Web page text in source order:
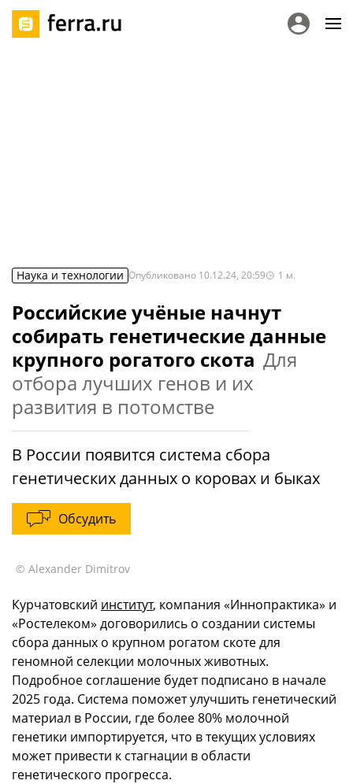
Наука и технологии Опубликовано 10.12.24, 20:59 1 м.
Российские учёные начнут
собирать генетические данные
крупного рогатого скота Для
отбора лучших генов и их
развития в потомстве
В России появится система сбора
генетических данных о коровах и быках
Обсудить
© Alexander Dimitrov
Курчатовский институт, компания «Иннопрактика» и
«Ростелеком» договорились о создании системы
сбора данных о крупном рогатом скоте для
геномной селекции молочных животных.
Подробное соглашение будет подписано в начале
2025 года. Система поможет улучшить генетический
материал в России, где более 80% молочной
генетики импортируется, что в текущих условиях
может привести к стагнации в области
генетического прогресса.